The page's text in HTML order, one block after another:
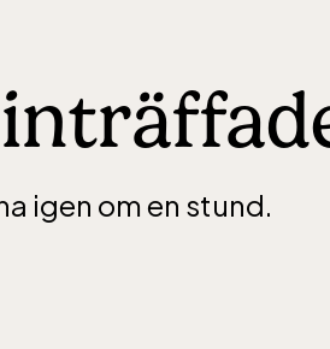
igen om en stund.